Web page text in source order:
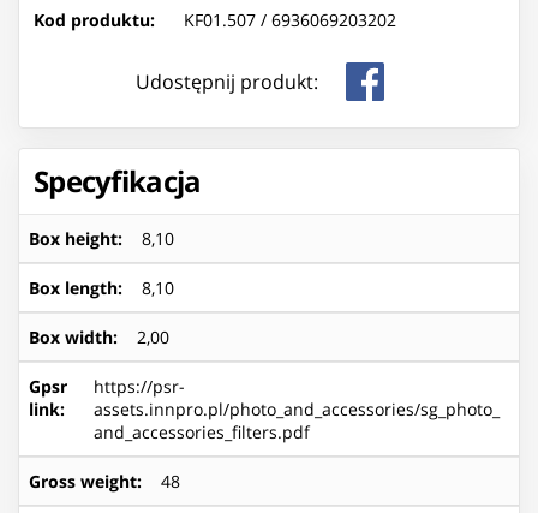
Kod produktu:
KF01.507 / 6936069203202
Udostępnij produkt:
Specyfikacja
Box height: 8,10
Box length: 8,10
Box width: 2,00
Gpsr
link:
https://psr-
assets.innpro.pl/photo_and_accessories/sg_photo_
and_accessories_filters.pdf
Gross weight: 48